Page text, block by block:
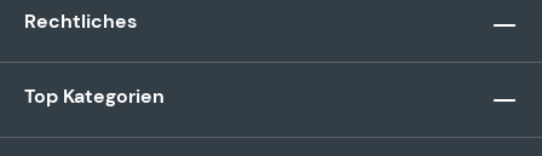
Rechtliches
Top Kategorien